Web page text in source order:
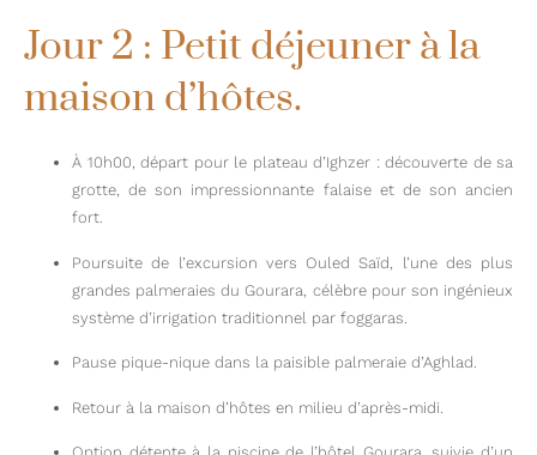
Jour 2 : Petit déjeuner à la
maison d’hôtes.
À 10h00, départ pour le plateau d’Ighzer : découverte de sa
grotte, de son impressionnante falaise et de son ancien
fort.
Poursuite de l’excursion vers Ouled Saïd, l’une des plus
grandes palmeraies du Gourara, célèbre pour son ingénieux
système d’irrigation traditionnel par foggaras.
Pause pique-nique dans la paisible palmeraie d’Aghlad.
Retour à la maison d’hôtes en milieu d’après-midi.